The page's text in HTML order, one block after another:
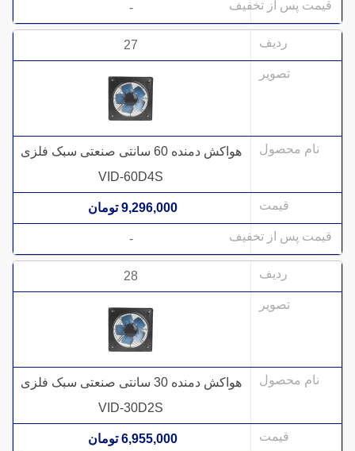
-
27
هواکش دمنده 60 سانتی صنعتی سبک فلزی
VID-60D4S
9,296,000 تومان
-
28
هواکش دمنده 30 سانتی صنعتی سبک فلزی
VID-30D2S
6,955,000 تومان